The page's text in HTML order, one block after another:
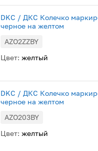
DKC / ДКС Колечко
черное на желтом
AZO2ZZBY
Цвет: желтый
DKC / ДКС Колечко
черное на желтом
AZO203BY
Цвет: желтый